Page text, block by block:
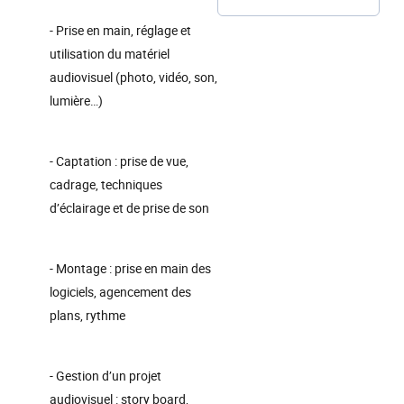
- Prise en main, réglage et
utilisation du matériel
audiovisuel (photo, vidéo, son,
lumière…)
- Captation : prise de vue,
cadrage, techniques
d’éclairage et de prise de son
- Montage : prise en main des
logiciels, agencement des
plans, rythme
- Gestion d’un projet
audiovisuel : story board,